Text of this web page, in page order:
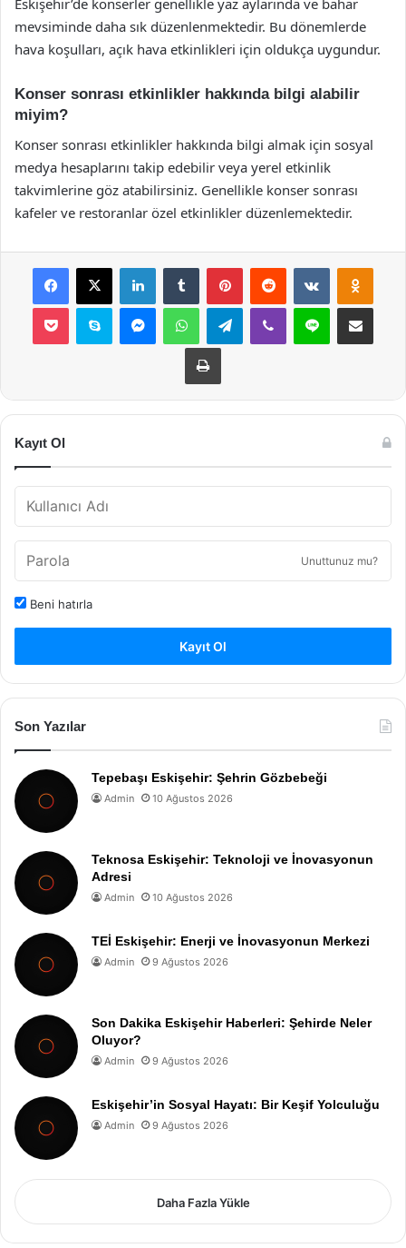
Eskişehir’de konserler genellikle yaz aylarında ve bahar
mevsiminde daha sık düzenlenmektedir. Bu dönemlerde
hava koşulları, açık hava etkinlikleri için oldukça uygundur.
Konser sonrası etkinlikler hakkında bilgi alabilir
miyim?
Konser sonrası etkinlikler hakkında bilgi almak için sosyal
medya hesaplarını takip edebilir veya yerel etkinlik
takvimlerine göz atabilirsiniz. Genellikle konser sonrası
kafeler ve restoranlar özel etkinlikler düzenlemektedir.
Facebook
X LinkedInTumblr PinterestReddit VKontakte
Pocket Skype MessengerWhatsAppTelegramViber Line E-Posta ile
Yazdır
Kayıt Ol
Unuttunuz mu?
Beni hatırla
Kayıt Ol
Son Yazılar
Tepebaşı Eskişehir: Şehrin Gözbebeği
Admin 10 Ağustos 2026
Teknosa Eskişehir: Teknoloji ve İnovasyonun
Adresi
Admin 10 Ağustos 2026
TEİ Eskişehir: Enerji ve İnovasyonun Merkezi
Admin 9 Ağustos 2026
Son Dakika Eskişehir Haberleri: Şehirde Neler
Oluyor?
Admin 9 Ağustos 2026
Eskişehir’in Sosyal Hayatı: Bir Keşif Yolculuğu
Admin 9 Ağustos 2026
Daha Fazla Yükle